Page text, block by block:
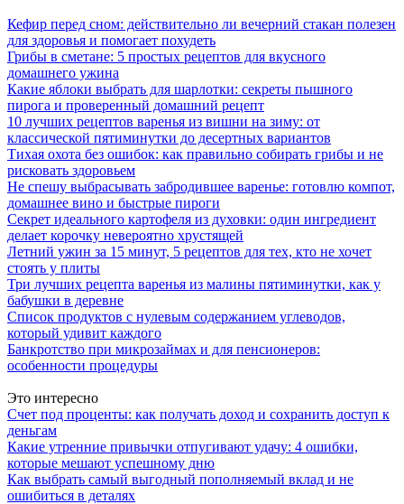
Кефир перед сном: действительно ли вечерний стакан полезен
для здоровья и помогает похудеть
Грибы в сметане: 5 простых рецептов для вкусного
домашнего ужина
Какие яблоки выбрать для шарлотки: секреты пышного
пирога и проверенный домашний рецепт
10 лучших рецептов варенья из вишни на зиму: от
классической пятиминутки до десертных вариантов
Тихая охота без ошибок: как правильно собирать грибы и не
рисковать здоровьем
Не спешу выбрасывать забродившее варенье: готовлю компот,
домашнее вино и быстрые пироги
Секрет идеального картофеля из духовки: один ингредиент
делает корочку невероятно хрустящей
Летний ужин за 15 минут, 5 рецептов для тех, кто не хочет
стоять у плиты
Три лучших рецепта варенья из малины пятиминутки, как у
бабушки в деревне
Список продуктов с нулевым содержанием углеводов,
который удивит каждого
Банкротство при микрозаймах и для пенсионеров:
особенности процедуры
Это интересно
Счет под проценты: как получать доход и сохранить доступ к
деньгам
Какие утренние привычки отпугивают удачу: 4 ошибки,
которые мешают успешному дню
Как выбрать самый выгодный пополняемый вклад и не
ошибиться в деталях